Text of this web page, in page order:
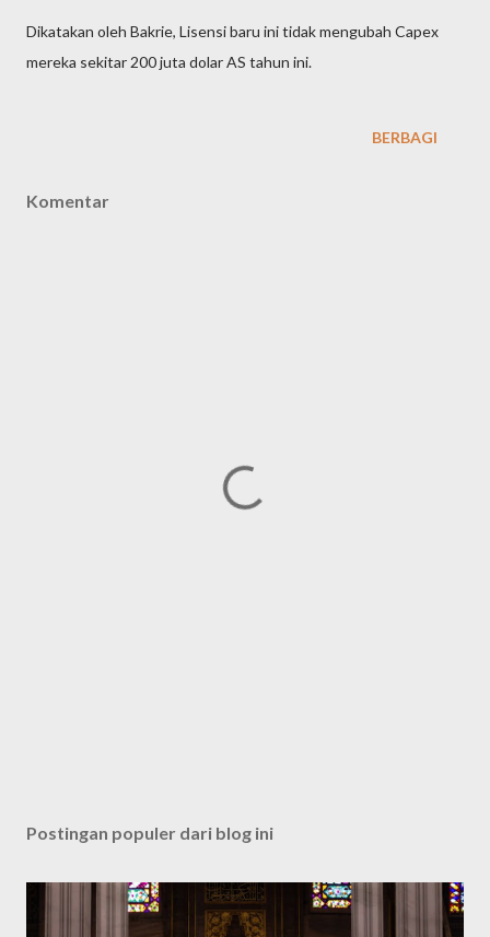
Dikatakan oleh Bakrie, Lisensi baru ini tidak mengubah Capex
mereka sekitar 200 juta dolar AS tahun ini.
BERBAGI
Komentar
Postingan populer dari blog ini